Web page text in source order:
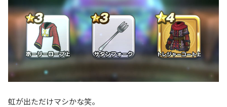
虹が出ただけマシかな笑。